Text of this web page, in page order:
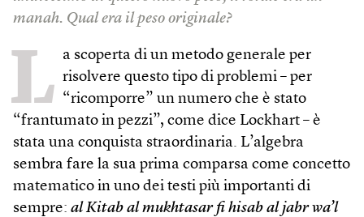
manah. Qual era il peso originale?
L a scoperta di un metodo generale per
risolvere questo tipo di problemi – per
“ricomporre” un numero che è stato
“frantumato in pezzi”, come dice Lockhart – è
stata una conquista straordinaria. L’algebra
sembra fare la sua prima comparsa come concetto
matematico in uno dei testi più importanti di
sempre: al Kitab al mukhtasar fi hisab al jabr wa’l